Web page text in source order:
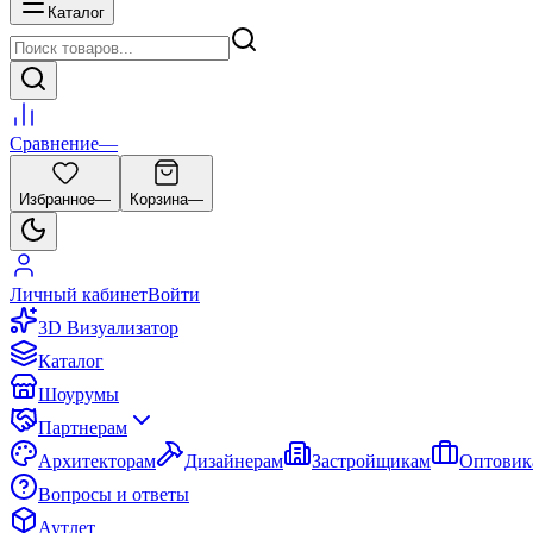
Каталог
Сравнение—
Избранное— Корзина—
Личный кабинетВойти
3D Визуализатор
Каталог
Шоурумы
Партнерам
Архитекторам
Дизайнерам Застройщикам
Вопросы и ответы
Аутлет